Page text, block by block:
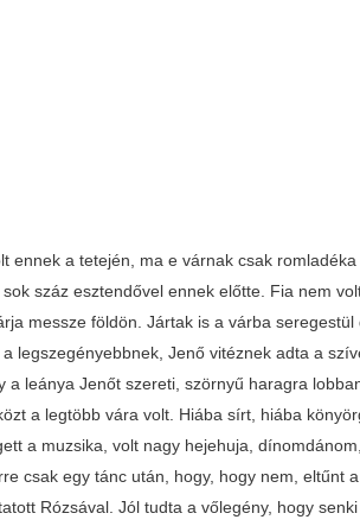
ennek a tetején, ma e várnak csak
száz esztendővel ennek előtte. Fia nem
messze földön. Jártak is a várba seregestül
legszegényebbnek, Jenő vitéznek adta a
leánya Jenőt szereti, szörnyű haragra
a legtöbb vára volt. Hiába sírt, hiába
a muzsika, volt nagy hejehuja,
csak egy tánc után, hogy, hogy nem, eltűnt a
Rózsával. Jól tudta a vőlegény, hogy